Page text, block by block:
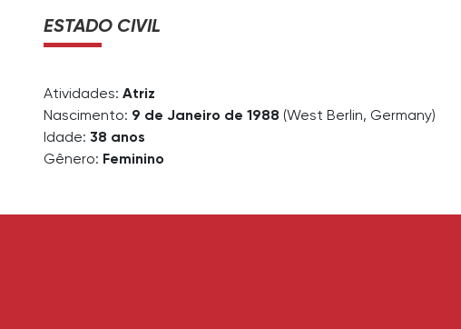
ESTADO CIVIL
Atividades: Atriz
Nascimento: 9 de Janeiro de 1988 (West Berlin, Germany)
Idade: 38 anos
Gênero: Feminino